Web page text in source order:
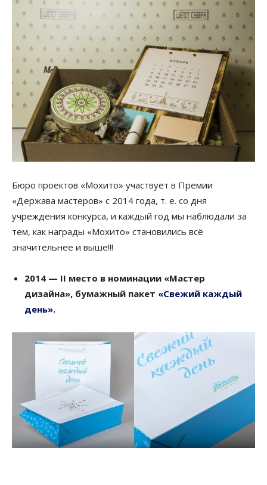
Бюро проектов «Мохито» участвует в Премии
«Держава мастеров» с 2014 года, т. е. со дня
учреждения конкурса, и каждый год мы наблюдали за
тем, как награды «Мохито» становились всё
значительнее и выше!!!
2014 — II место в номинации «Мастер
дизайна», бумажный пакет «Свежий каждый
день».